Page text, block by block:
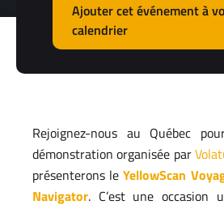
Ajouter cet événement à
calendrier
Rejoignez-nous au Québec
démonstration organisée par
présenterons leYellowScan
Navigator. C’est une occasion